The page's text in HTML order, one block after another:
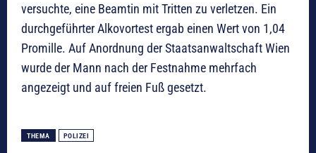
versuchte, eine Beamtin mit Tritten zu verletzen. Ein
durchgeführter Alkovortest ergab einen Wert von 1,04
Promille. Auf Anordnung der Staatsanwaltschaft Wien
wurde der Mann nach der Festnahme mehrfach
angezeigt und auf freien Fuß gesetzt.
THEMA POLIZEI